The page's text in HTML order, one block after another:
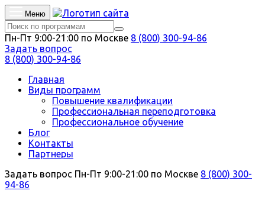
Меню
Пн-Пт 9:00-21:00 по Москве 8 (800) 300-94-86
Задать вопрос
8 (800) 300-94-86
Главная
Виды программ
Повышение квалификации
Профессиональная переподготовка
Профессиональное обучение
Блог
Контакты
Партнеры
Задать вопрос Пн-Пт 9:00-21:00 по Москве 8 (800) 300-
94-86